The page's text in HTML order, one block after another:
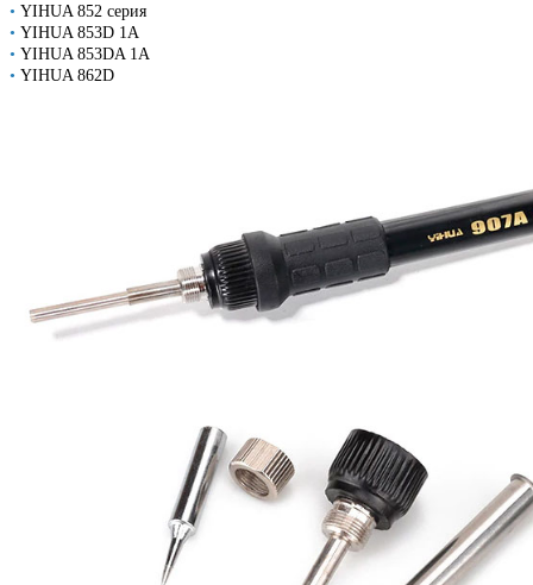
• YIHUA 852 серия
• YIHUA 853D 1A
• YIHUA 853DA 1A
• YIHUA 862D